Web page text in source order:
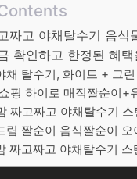
짜고 야채탈수기 음식
확인하고 한정된 혜
채 탈수기, 화이트 + 그린
핑 하이로 매직짤순이+
짜고짜고 야채탈수기
림 짤순이 음식짤순이
짜고짜고 야채탈수기